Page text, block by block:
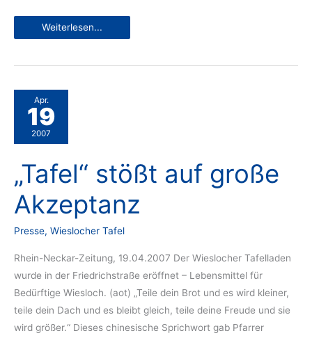
Unterstützung
Weiterlesen...
Apr.
19
2007
„Tafel“ stößt auf große
Akzeptanz
Presse, Wieslocher Tafel
Rhein-Neckar-Zeitung, 19.04.2007 Der Wieslocher Tafelladen
wurde in der Friedrichstraße eröffnet – Lebensmittel für
Bedürftige Wiesloch. (aot) „Teile dein Brot und es wird kleiner,
teile dein Dach und es bleibt gleich, teile deine Freude und sie
wird größer.“ Dieses chinesische Sprichwort gab Pfarrer